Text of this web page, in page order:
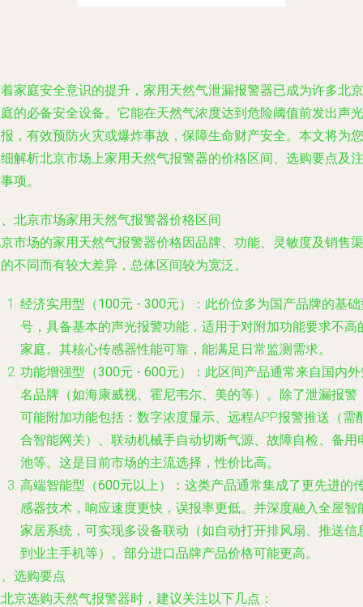
家庭安全意识的提升，家用天然气泄漏报警器已成为许多北京
的必备安全设备。它能在天然气浓度达到危险阈值前发出声光
，有效预防火灾或爆炸事故，保障生命财产安全。本文将为您
解析北京市场上家用天然气报警器的价格区间、选购要点及注
项。
北京市场家用天然气报警器价格区间
市场的家用天然气报警器价格因品牌、功能、灵敏度及销售渠
不同而有较大差异，总体区间较为宽泛。
经济实用型（100元 - 300元）
：此价位多为国产品牌的基
号，具备基本的声光报警功能，适用于对附加功能要求不高
家庭。其核心传感器性能可靠，能满足日常监测需求。
功能增强型（300元 - 600元）
：此区间产品通常来自国内
名品牌（如海康威视、霍尼韦尔、美的等）。除了泄漏报警
可能附加功能包括：数字浓度显示、远程APP报警推送（需
合智能网关）、联动机械手自动切断气源、故障自检、备用
池等。这是目前市场的主流选择，性价比高。
高端智能型（600元以上）
：这类产品通常集成了更先进的
感器技术，响应速度更快，误报率更低。并深度融入全屋智
家居系统，可实现多设备联动（如自动打开排风扇、推送信
到业主手机等）。部分进口品牌产品价格可能更高。
选购要点
京选购天然气报警器时，建议关注以下几点：